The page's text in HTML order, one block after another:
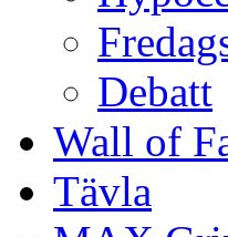
Debatt
Wall of
Tävla